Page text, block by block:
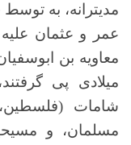
مدیترانه، به
عمر و عثمان
معاویه بن
میلادی پی
شامات
مسلمان، و